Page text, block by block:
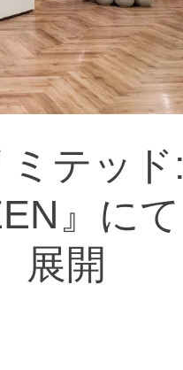
テッド:
』にて
展開